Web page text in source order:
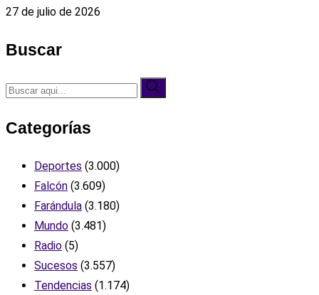
27 de julio de 2026
Buscar
Categorías
Deportes (3.000)
Falcón (3.609)
Farándula (3.180)
Mundo (3.481)
Radio (5)
Sucesos (3.557)
Tendencias (1.174)